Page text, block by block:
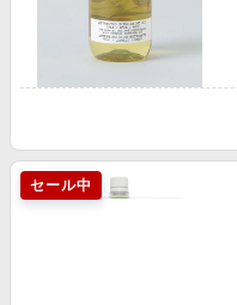
セール中